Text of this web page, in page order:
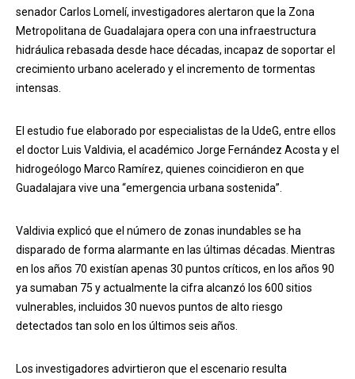
senador Carlos Lomelí, investigadores alertaron que la Zona
Metropolitana de Guadalajara opera con una infraestructura
hidráulica rebasada desde hace décadas, incapaz de soportar el
crecimiento urbano acelerado y el incremento de tormentas
intensas.
El estudio fue elaborado por especialistas de la UdeG, entre ellos
el doctor Luis Valdivia, el académico Jorge Fernández Acosta y el
hidrogeólogo Marco Ramírez, quienes coincidieron en que
Guadalajara vive una “emergencia urbana sostenida”.
Valdivia explicó que el número de zonas inundables se ha
disparado de forma alarmante en las últimas décadas. Mientras
en los años 70 existían apenas 30 puntos críticos, en los años 90
ya sumaban 75 y actualmente la cifra alcanzó los 600 sitios
vulnerables, incluidos 30 nuevos puntos de alto riesgo
detectados tan solo en los últimos seis años.
Los investigadores advirtieron que el escenario resulta